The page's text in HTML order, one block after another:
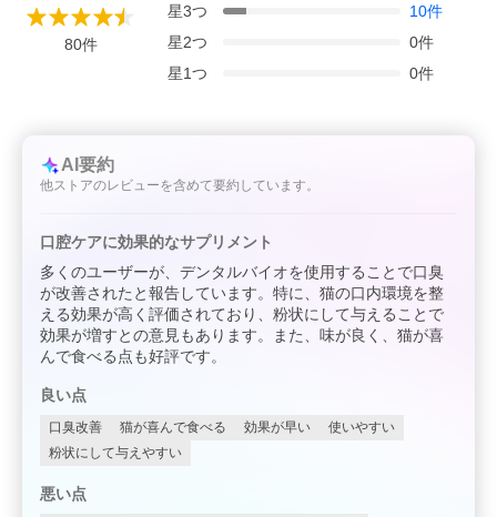
80件
星3つ 10件
星2つ 0件
星1つ 0件
AI要約
他ストアのレビューを含めて要約しています。
口腔ケアに効果的なサプリメント
多くのユーザーが、デンタルバイオを使用することで口臭
が改善されたと報告しています。特に、猫の口内環境を整
える効果が高く評価されており、粉状にして与えることで
効果が増すとの意見もあります。また、味が良く、猫が喜
んで食べる点も好評です。
良い点
口臭改善 猫が喜んで食べる 効果が早い
使いやすい
粉状にして与えやすい
悪い点